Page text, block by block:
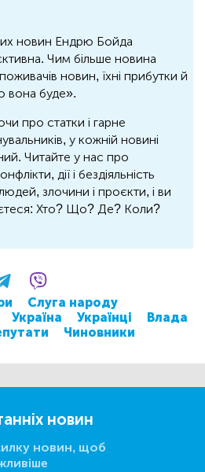
новин Ендрю Бойда
Чим більше новина
новин, їхні прибутки й
вона буде».
про статки і гарне
у кожній новині
Читайте у нас про
дії і бездіяльність
злочини і проєкти, і ви
Хто? Що? Де? Коли?
Слуга народу
Україна Українці
Влада
Чиновники
новин
новин, щоб